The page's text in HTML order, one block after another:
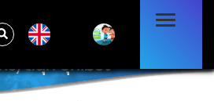
ษาคลายร้อน! เที่ยวงาน
IN THE CITY สาด
ร์) สนุก บุกเมือง